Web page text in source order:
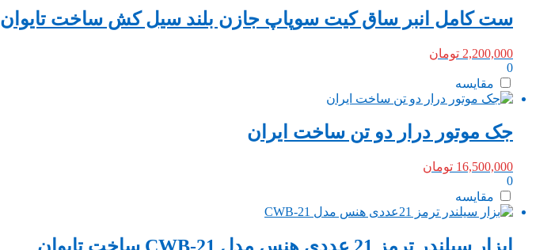
ست کامل انبر ساق کیت سوپاپ جازن بلند سیل کش ساخت تایوان
2,200,000 تومان
0
مقایسه
جک موتور درار دو تن ساخت ایران
16,500,000 تومان
0
مقایسه